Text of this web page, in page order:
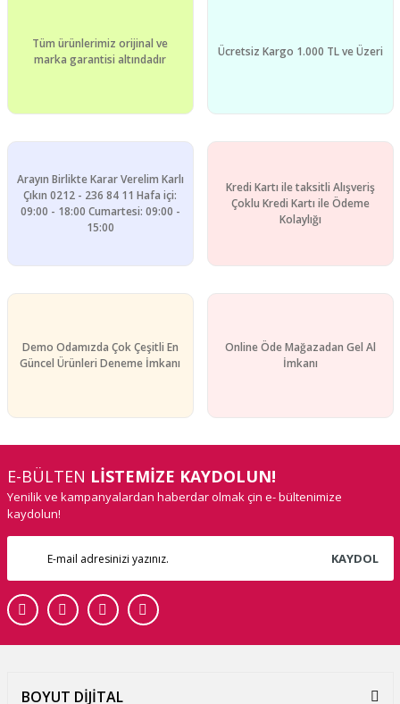
Gönder
Tüm ürünlerimiz orijinal ve
marka garantisi altındadır
Ücretsiz Kargo 1.000 TL ve Üzeri
Arayın Birlikte Karar Verelim Karlı
Çıkın 0212 - 236 84 11 Hafa içi:
09:00 - 18:00 Cumartesi: 09:00 -
15:00
Kredi Kartı ile taksitli Alışveriş
Çoklu Kredi Kartı ile Ödeme
Kolaylığı
Demo Odamızda Çok Çeşitli En
Güncel Ürünleri Deneme İmkanı
Online Öde Mağazadan Gel Al
İmkanı
E-BÜLTEN LİSTEMİZE KAYDOLUN!
Yenilik ve kampanyalardan haberdar olmak çin e- bültenimize
kaydolun!
KAYDOL
BOYUT DİJİTAL